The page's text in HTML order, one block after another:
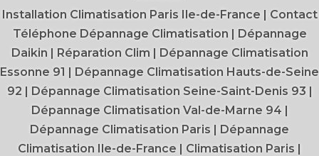
Installation Climatisation Paris Ile-de-France | Contact
Téléphone Dépannage Climatisation | Dépannage
Daikin | Réparation Clim | Dépannage Climatisation
Essonne 91 | Dépannage Climatisation Hauts-de-Seine
92 | Dépannage Climatisation Seine-Saint-Denis 93 |
Dépannage Climatisation Val-de-Marne 94 |
Dépannage Climatisation Paris | Dépannage
Climatisation Ile-de-France | Climatisation Paris |